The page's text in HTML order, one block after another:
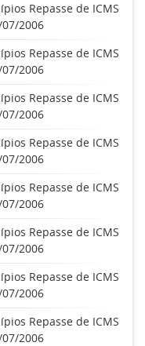
Repasse de ICMS
2006
Repasse de ICMS
2006
Repasse de ICMS
2006
Repasse de ICMS
2006
Repasse de ICMS
2006
Repasse de ICMS
2006
Repasse de ICMS
2006
Repasse de ICMS
2006